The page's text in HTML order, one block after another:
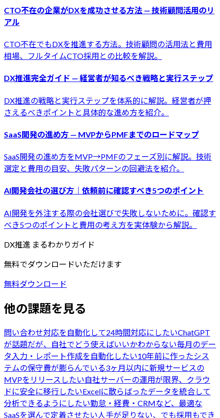
CTO不在の企業がDXを成功させる方法 — 技術顧問活用のリ
アル
CTO不在でもDXを推進する方法。技術顧問の活用法と費用
相場、フルタイムCTO採用との比較を解説。
DX推進完全ガイド — 経営者が知るべき戦略と実行ステップ
DX推進の戦略と実行ステップを体系的に解説。経営者が押
さえるべきポイントと具体的な進め方を紹介。
SaaS開発の進め方 — MVPからPMFまでのロードマップ
SaaS開発の進め方をMVP→PMFのフェーズ別に解説。技術
選定と費用の目安、失敗パターンの回避法を紹介。
AI開発会社の選び方｜依頼前に確認すべき5つのポイント
AI開発を外注する際の会社選びで失敗しないために。確認す
べき5つのポイントと費用の考え方を実体験から解説。
DX推進 まるわかりガイド
無料でダウンロードいただけます
無料ダウンロード
他の課題を見る
問い合わせ対応を自動化して24時間対応にしたいChatGPT
が話題だが、自社でどう使えばいいかわからない毎月のデー
タ入力・レポート作成を自動化したい10年前に作ったシス
テムの保守費が膨らんでいる3ヶ月以内に新規サービスの
MVPをリリースしたい自社サーバーの運用が限界、クラウ
ドに安全に移行したいExcelに散らばったデータを統合して
分析できるようにしたい勤怠・経費・CRMなど、最適な
SaaSを選んで定着させたい 人手が足りない、でも採用もでき